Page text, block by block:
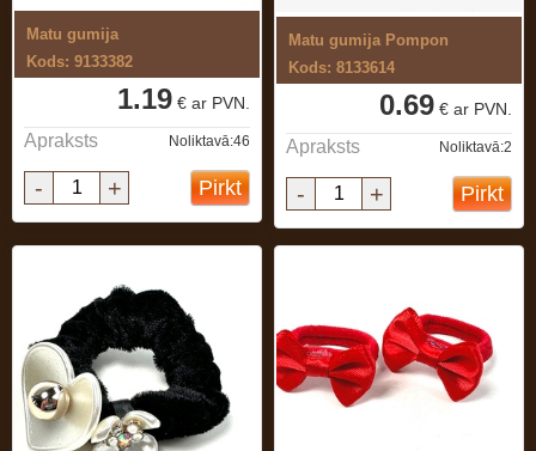
Matu gumija
Kods: 9133382
1.19 € ar PVN.
Apraksts Noliktavā:46
- + Pirkt
Matu gumija Pompon
Kods: 8133614
0.69 € ar PVN.
Apraksts Noliktavā:2
- + Pirkt